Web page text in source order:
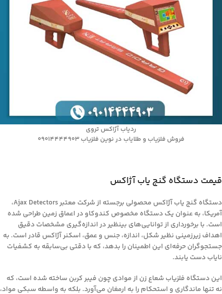
ردیاب آژاکس تروی
فروش فلزیاب و طلایاب در نوین فلزیاب 09014444903
قیمت دستگاه گنج یاب آژاکس
دستگاه گنج یاب آژاکس محصولی برجسته از شرکت معتبر Ajax Detectors،
آمریکا، به عنوان یک دستگاه مخصوص کندوکاو در اعماق زمین طراحی شده
است. با برخورداری از توانایی‌های بینظیر در اندازه‌گیری مشخصات دقیق
اهداف زیرزمینی نظیر شکل، اندازه، جنس و عمق، اسکنر آژاکس قادر است. به
جستجوگران حرفه‌ای این اطمینان را بدهد، که با دقتی بی‌سابقه به کشفیات
نایاب دست یابند.
این دستگاه فلزیاب شعاع زن از موادی چون فیبر کربن ساخته شده است، که
نه تنها ماندگاری و استحکام را به ارمغان می‌آورد. بلکه به واسطه سبکی مواد،